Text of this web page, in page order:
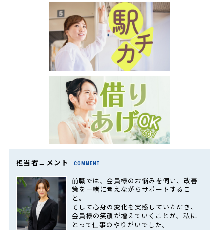
担当者コメント COMMENT
前職では、会員様のお悩みを伺い、改善
策を一緒に考えながらサポートするこ
と。
そして心身の変化を実感していただき、
会員様の笑顔が増えていくことが、私に
とって仕事のやりがいでした。